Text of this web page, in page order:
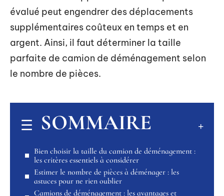
évalué peut engendrer des déplacements
supplémentaires coûteux en temps et en
argent. Ainsi, il faut déterminer la taille
parfaite de camion de déménagement selon
le nombre de pièces.
SOMMAIRE
Bien choisir la taille du camion de déménagement :
les critères essentiels à considérer
Estimer le nombre de pièces à déménager : les
astuces pour ne rien oublier
Camions de déménagement : les avantages et